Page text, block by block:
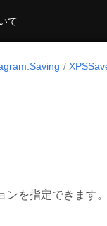
て
を指定できます。